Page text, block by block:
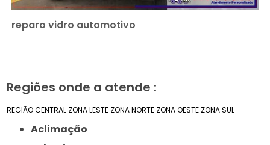
reparo vidro automotivo
Regiões onde a atende :
REGIÃO CENTRAL ZONA LESTE ZONA NORTE ZONA OESTE ZONA SUL
Aclimação